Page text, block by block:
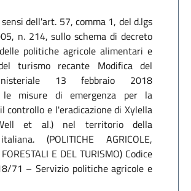
dell'art. 57, comma 1, del d.lgs
n. 214, sullo schema di decreto
politiche agricole alimentari e
turismo recante Modifica del
13 febbraio 2018
le misure di emergenza per la
controllo e l'eradicazione di Xylella
et al.) nel territorio della
(POLITICHE AGRICOLE,
E DEL TURISMO) Codice
71 – Servizio politiche agricole e